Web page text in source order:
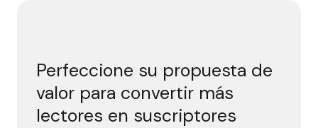
Perfeccione su propuesta de
valor para convertir más
lectores en suscriptores